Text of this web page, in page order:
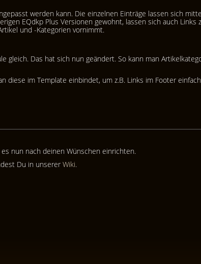
werden kann. Die einzelnen Einträge lassen sich
EQdkp Plus Versionen gewohnt, lassen sich auch Links
und -Kategorien vornimmt.
gleich. Das hat sich nun geändert. So kann man
im Template einbindet, um z.B. Links im Footer
nun nach deinen Wünschen einrichten.
Du in unserer Wiki.